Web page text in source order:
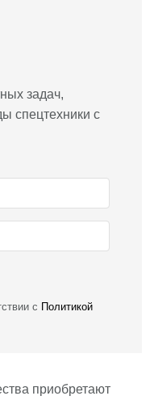
задач,
спецтехники с
с Политикой
приобретают